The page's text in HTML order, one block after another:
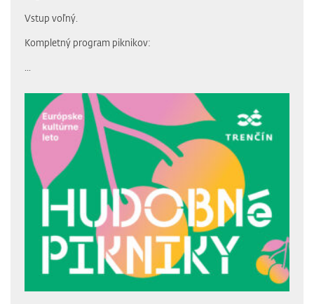
Vstup voľný.
Kompletný program piknikov: